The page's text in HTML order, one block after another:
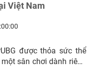
Việt Nam
được thỏa sức thể
sân chơi dành riêng